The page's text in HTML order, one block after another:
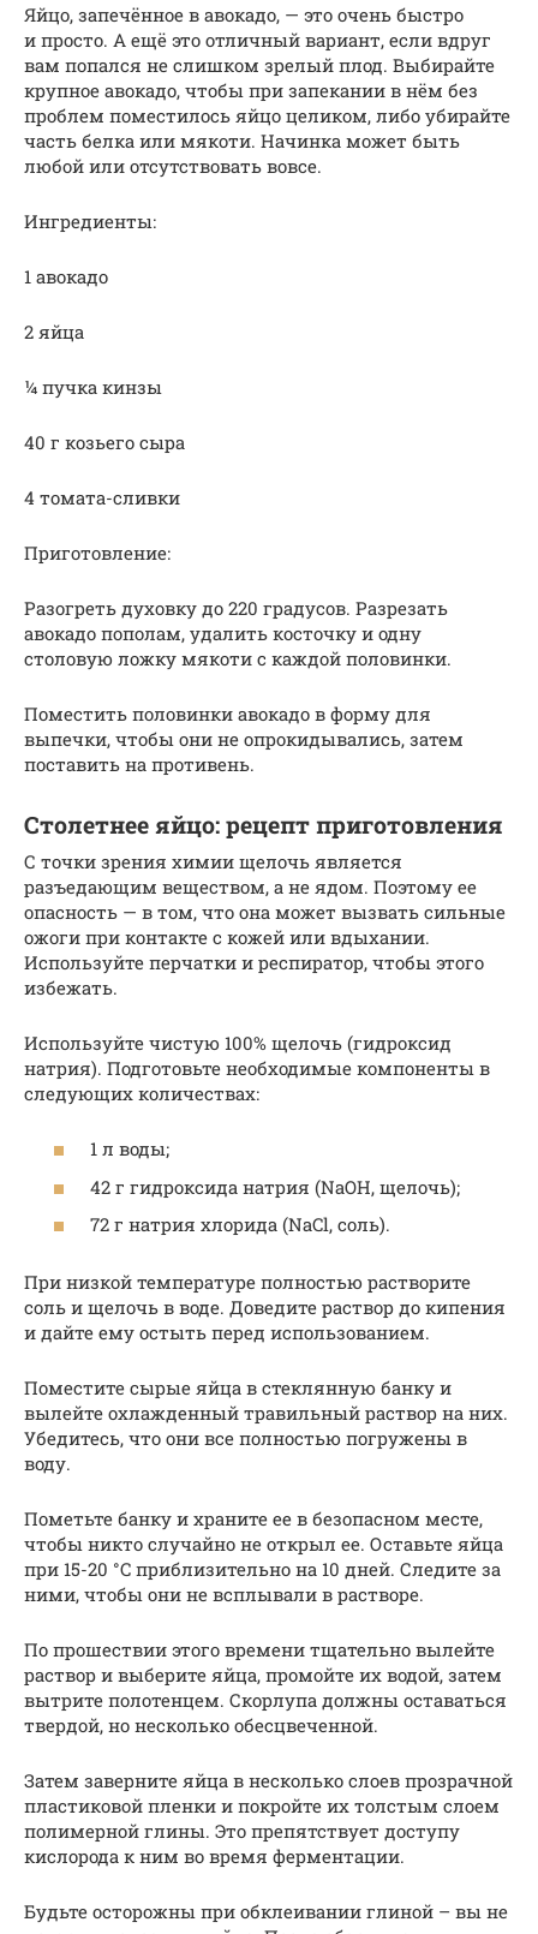
Яйцо, запечённое в авокадо, — это очень быстро
и просто. А ещё это отличный вариант, если вдруг
вам попался не слишком зрелый плод. Выбирайте
крупное авокадо, чтобы при запекании в нём без
проблем поместилось яйцо целиком, либо убирайте
часть белка или мякоти. Начинка может быть
любой или отсутствовать вовсе.
Ингредиенты:
1 авокадо
2 яйца
¼ пучка кинзы
40 г козьего сыра
4 томата-сливки
Приготовление:
Разогреть духовку до 220 градусов. Разрезать
авокадо пополам, удалить косточку и одну
столовую ложку мякоти с каждой половинки.
Поместить половинки авокадо в форму для
выпечки, чтобы они не опрокидывались, затем
поставить на противень.
Столетнее яйцо: рецепт приготовления
С точки зрения химии щелочь является
разъедающим веществом, а не ядом. Поэтому ее
опасность — в том, что она может вызвать сильные
ожоги при контакте с кожей или вдыхании.
Используйте перчатки и респиратор, чтобы этого
избежать.
Используйте чистую 100% щелочь (гидроксид
натрия). Подготовьте необходимые компоненты в
следующих количествах:
1 л воды;
42 г гидроксида натрия (NaOH, щелочь);
72 г натрия хлорида (NaCl, соль).
При низкой температуре полностью растворите
соль и щелочь в воде. Доведите раствор до кипения
и дайте ему остыть перед использованием.
Поместите сырые яйца в стеклянную банку и
вылейте охлажденный травильный раствор на них.
Убедитесь, что они все полностью погружены в
воду.
Пометьте банку и храните ее в безопасном месте,
чтобы никто случайно не открыл ее. Оставьте яйца
при 15-20 °C приблизительно на 10 дней. Следите за
ними, чтобы они не всплывали в растворе.
По прошествии этого времени тщательно вылейте
раствор и выберите яйца, промойте их водой, затем
вытрите полотенцем. Скорлупа должны оставаться
твердой, но несколько обесцвеченной.
Затем заверните яйца в несколько слоев прозрачной
пластиковой пленки и покройте их толстым слоем
полимерной глины. Это препятствует доступу
кислорода к ним во время ферментации.
Будьте осторожны при обклеивании глиной – вы не